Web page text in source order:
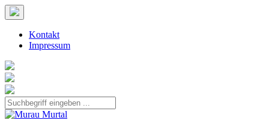
Kontakt
Impressum